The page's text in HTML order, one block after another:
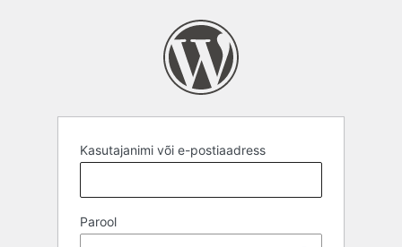
Kasutajanimi või e-postiaadress
Parool